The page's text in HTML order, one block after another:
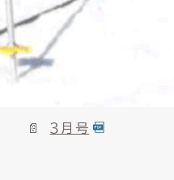
３月号